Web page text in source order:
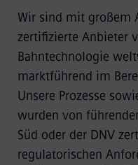
Wir sind mit großem
zertifizierte Anbieter
Bahntechnologie
marktführend im
Unsere Prozesse
wurden von
Süd oder der DNV
regulatorischen